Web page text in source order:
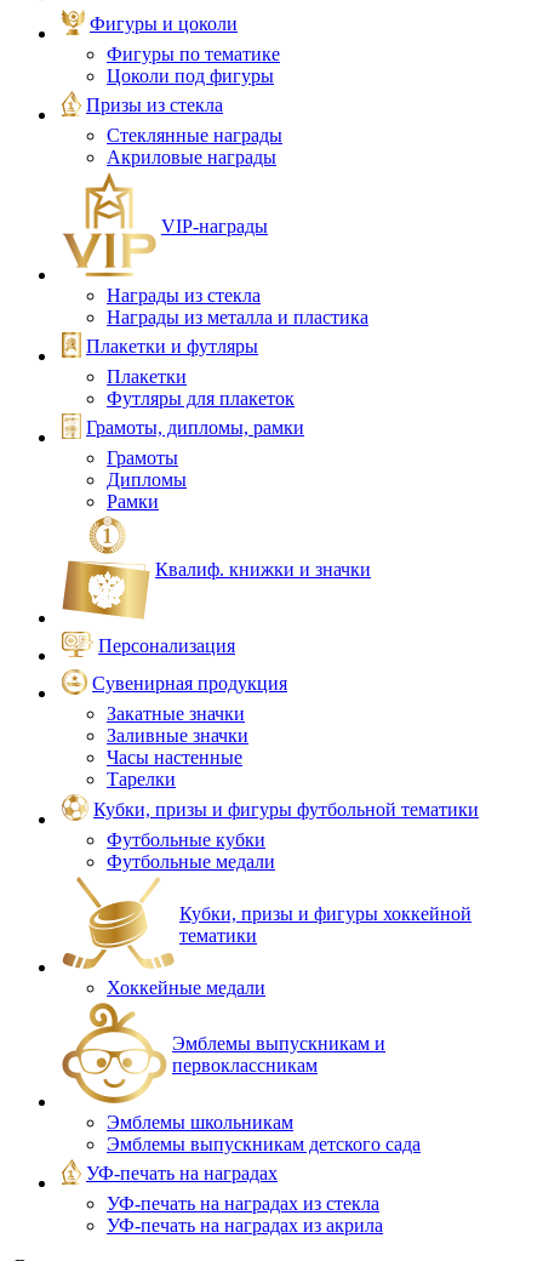
Фигуры и цоколи
Фигуры по тематике
Цоколи под фигуры
Призы из стекла
Стеклянные награды
Акриловые награды
VIP‑награды
Награды из стекла
Награды из металла и пластика
Плакетки и футляры
Плакетки
Футляры для плакеток
Грамоты, дипломы, рамки
Грамоты
Дипломы
Рамки
Квалиф. книжки и значки
Персонализация
Сувенирная продукция
Закатные значки
Заливные значки
Часы настенные
Тарелки
Кубки, призы и фигуры футбольной тематики
Футбольные кубки
Футбольные медали
Кубки, призы и фигуры хоккейной
тематики
Хоккейные медали
Эмблемы выпускникам и
первоклассникам
Эмблемы школьникам
Эмблемы выпускникам детского сада
УФ-печать на наградах
УФ‑печать на наградах из стекла
УФ-печать на наградах из акрила